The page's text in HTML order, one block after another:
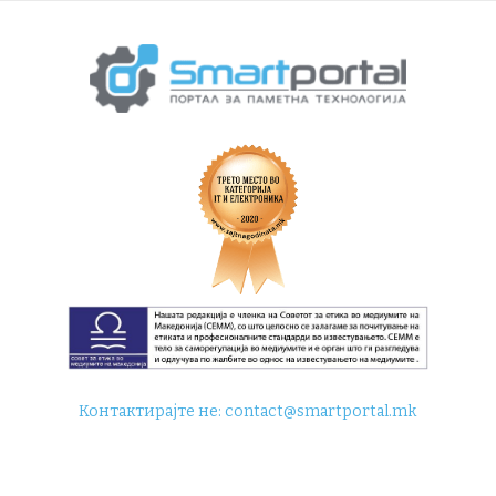
Контактирајте не:contact@smartportal.mk